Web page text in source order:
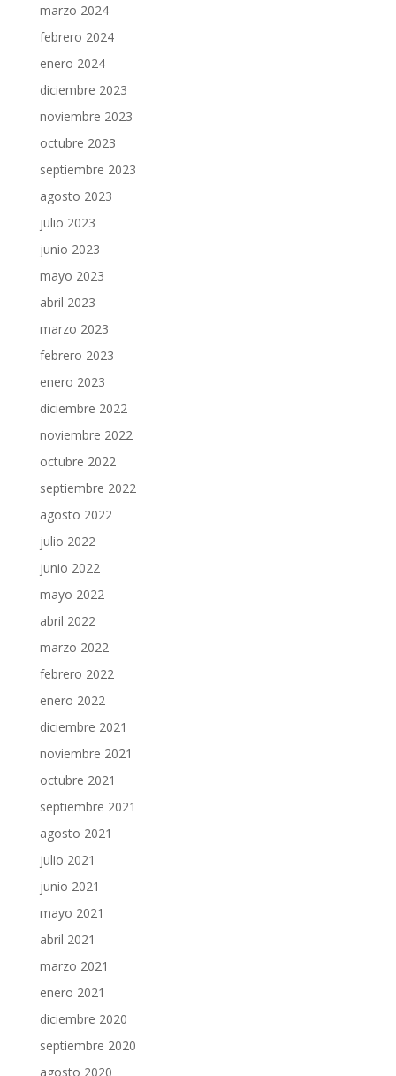
marzo 2024
febrero 2024
enero 2024
diciembre 2023
noviembre 2023
octubre 2023
septiembre 2023
agosto 2023
julio 2023
junio 2023
mayo 2023
abril 2023
marzo 2023
febrero 2023
enero 2023
diciembre 2022
noviembre 2022
octubre 2022
septiembre 2022
agosto 2022
julio 2022
junio 2022
mayo 2022
abril 2022
marzo 2022
febrero 2022
enero 2022
diciembre 2021
noviembre 2021
octubre 2021
septiembre 2021
agosto 2021
julio 2021
junio 2021
mayo 2021
abril 2021
marzo 2021
enero 2021
diciembre 2020
septiembre 2020
agosto 2020